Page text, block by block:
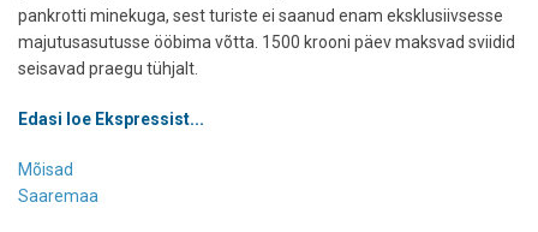
pankrotti minekuga, sest turiste ei saanud enam eksklusiivsesse
majutusasutusse ööbima võtta. 1500 krooni päev maksvad sviidid
seisavad praegu tühjalt.
Edasi loe Ekspressist...
Mõisad
Saaremaa